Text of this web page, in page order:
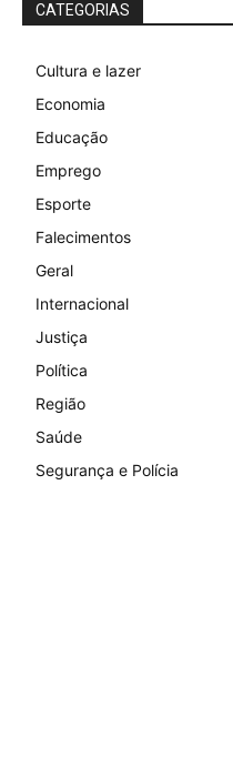
CATEGORIAS
Cultura e lazer
Economia
Educação
Emprego
Esporte
Falecimentos
Geral
Internacional
Justiça
Política
Região
Saúde
Segurança e Polícia